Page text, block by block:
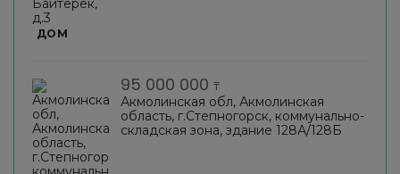
ДОМ
95 000 000 ₸
Акмолинская обл, Акмолинская
область, г.Степногорск, коммунально-
складская зона, здание 128А/128Б